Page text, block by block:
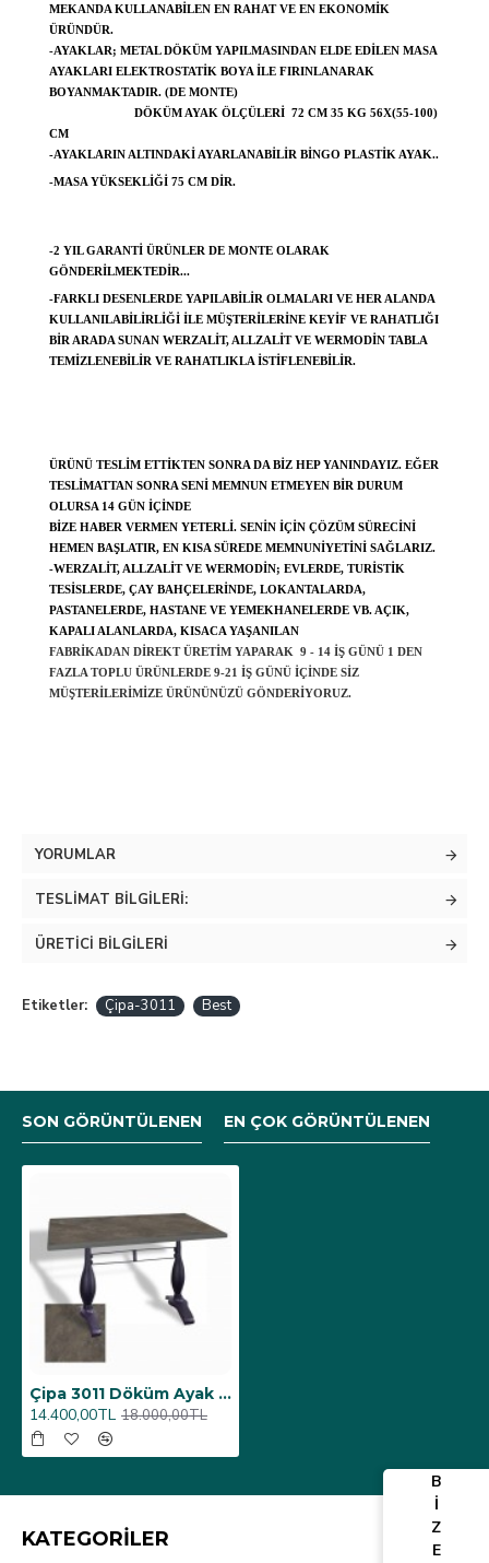
MEKANDA KULLANABILEN EN RAHAT VE EN EKONOMIK
ÜRÜNDÜR.
-AYAKLAR; METAL DÖKÜM YAPILMASINDAN ELDE EDILEN MASA
AYAKLARI ELEKTROSTATIK BOYA ILE FIRINLANARAK
BOYANMAKTADIR. (DE MONTE)
DÖKÜM AYAK ÖLÇÜLERI 72 CM 35 KG 56X(55-100)
CM
-AYAKLARIN ALTINDAKI AYARLANABILIR BINGO PLASTIK AYAK..
-MASA YÜKSEKLIĞI 75 CM DIR.
-2 YIL GARANTI ÜRÜNLER DE MONTE OLARAK
GÖNDERILMEKTEDIR...
-FARKLI DESENLERDE YAPILABILIR OLMALARI VE HER ALANDA
KULLANILABILIRLIĞI ILE MÜŞTERILERINE KEYIF VE RAHATLIĞI
BIR ARADA SUNAN WERZALIT, ALLZALIT VE WERMODIN TABLA
TEMIZLENEBILIR VE RAHATLIKLA ISTIFLENEBILIR.
ÜRÜNÜ TESLIM ETTIKTEN SONRA DA BIZ HEP YANINDAYIZ. EĞER
TESLIMATTAN SONRA SENI MEMNUN ETMEYEN BIR DURUM
OLURSA 14 GÜN IÇINDE
BIZE HABER VERMEN YETERLI. SENIN IÇIN ÇÖZÜM SÜRECINI
HEMEN BAŞLATIR, EN KISA SÜREDE MEMNUNIYETINI SAĞLARIZ.
-WERZALIT, ALLZALIT VE WERMODIN; EVLERDE, TURISTIK
TESISLERDE, ÇAY BAHÇELERINDE, LOKANTALARDA,
PASTANELERDE, HASTANE VE YEMEKHANELERDE VB. AÇIK,
KAPALI ALANLARDA, KISACA YAŞANILAN
FABRIKADAN DIREKT ÜRETIM YAPARAK 9 - 14 IŞ GÜNÜ 1 DEN
FAZLA TOPLU ÜRÜNLERDE 9-21 IŞ GÜNÜ IÇINDE SIZ
MÜŞTERILERIMIZE ÜRÜNÜNÜZÜ GÖNDERIYORUZ.
YORUMLAR
TESLIMAT BILGILERI:
ÜRETICI BILGILERI
Etiketler: Çipa-3011 Best
SON GÖRÜNTÜLENEN EN ÇOK GÖRÜNTÜLENEN
Çipa 3011 Döküm Ayak Masa 70x120 cm - (Werzalit, Wermodin ve Allzalit Tabla) - Halong
14.400,00TL 18.000,00TL
KATEGORİLER
B
İ
Z
E